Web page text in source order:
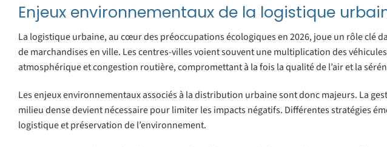
Enjeux environnementaux de la logistique
La logistique urbaine, au cœur des préoccupations écologiques en 2026, joue un rôle clé
de marchandises en ville. Les centres-villes voient souvent une multiplication des
atmosphérique et congestion routière, compromettant à la fois la qualité de l’air et la
Les enjeux environnementaux associés à la distribution urbaine sont donc majeurs. La
milieu dense devient nécessaire pour limiter les impacts négatifs. Différentes stratégies
logistique et préservation de l’environnement.